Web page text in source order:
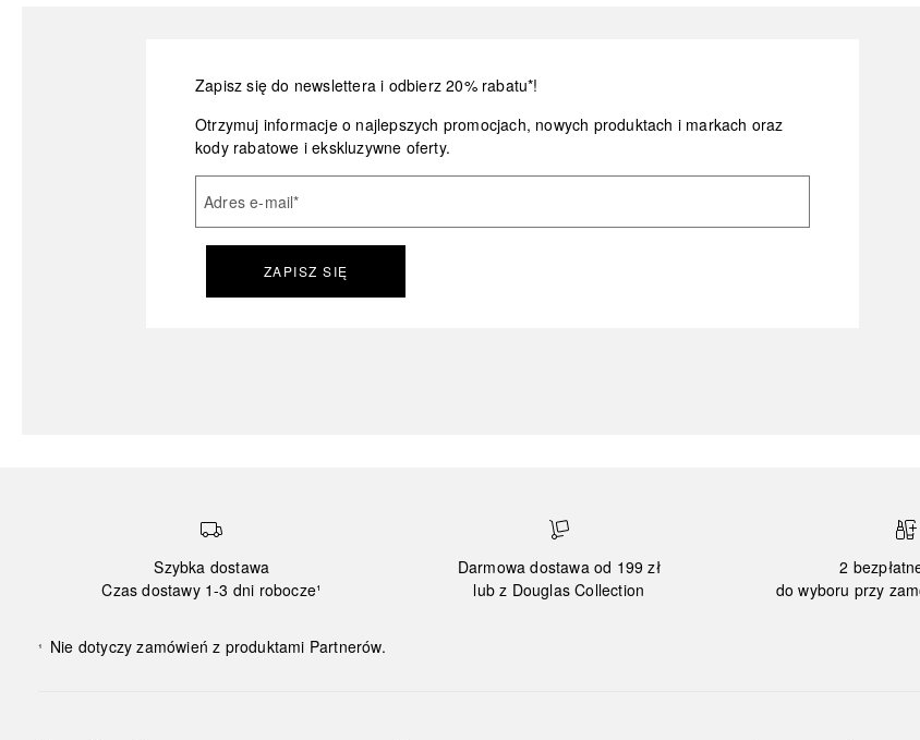
Zapisz się do newslettera i odbierz 20% rabatu*!
Otrzymuj informacje o najlepszych promocjach, nowych produktach i markach oraz
kody rabatowe i ekskluzywne oferty.
Adres e-mail*
ZAPISZ SIĘ
Szybka dostawa
Czas dostawy 1-3 dni robocze¹
Darmowa dostawa od 199 zł
lub z Douglas Collection
2
do wyboru przy
¹ Nie dotyczy zamówień z produktami Partnerów.